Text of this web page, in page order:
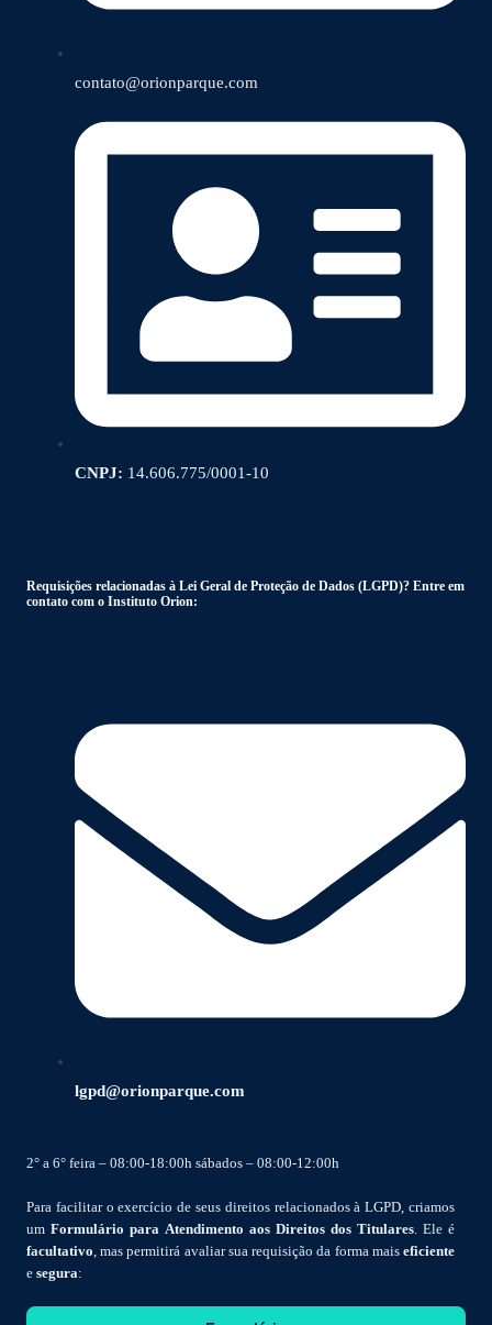
contato@orionparque.com
CNPJ: 14.606.775/0001-10
Requisições relacionadas à Lei Geral de Proteção de Dados (LGPD)? Entre em
contato com o Instituto Orion:
lgpd@orionparque.com
2° a 6° feira – 08:00-18:00h sábados – 08:00-12:00h
Para facilitar o exercício de seus direitos relacionados à LGPD, criamos
um Formulário para Atendimento aos Direitos dos Titulares. Ele é
facultativo, mas permitirá avaliar sua requisição da forma mais eficiente
e segura: